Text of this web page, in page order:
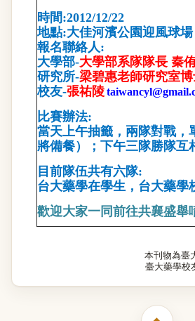
時間:2012/12/22
地點:大佳河濱公園迎風球場
報名聯絡人:
大學部-大學部系隊隊長 秦
研究所-梁碧惠老師研究室
校友-張祐陵
比賽辦法:
當天上午抽籤，兩隊對戰，
將備餐）；下午三隊勝隊互
目前隊伍共有六隊:
台大藥學在學生，台大藥
歡迎大家一同前往共襄盛舉
本刊物為臺
臺大藥學校